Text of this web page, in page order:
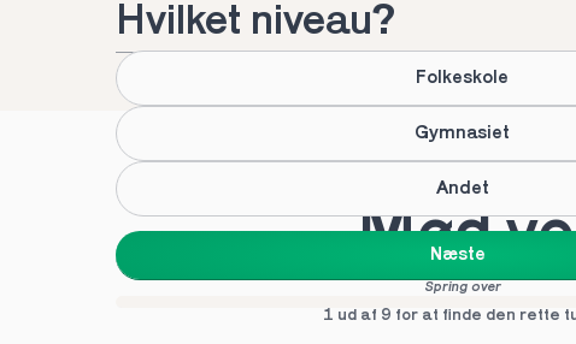
Hvilket niveau?
Folkeskole
Gymnasiet
Andet
Næste
Spring over
1 ud af 9 for at finde den rette
Mød